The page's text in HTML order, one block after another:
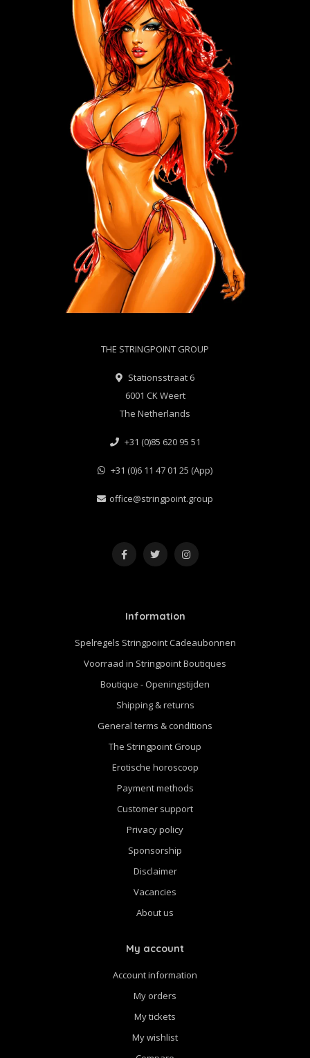
THE STRINGPOINT GROUP
Stationsstraat 6
6001 CK Weert
The Netherlands
+31 (0)85 620 95 51
+31 (0)6 11 47 01 25 (App)
office@stringpoint.group
Information
Spelregels Stringpoint Cadeaubonnen
Voorraad in Stringpoint Boutiques
Boutique - Openingstijden
Shipping & returns
General terms & conditions
The Stringpoint Group
Erotische horoscoop
Payment methods
Customer support
Privacy policy
Sponsorship
Disclaimer
Vacancies
About us
My account
Account information
My orders
My tickets
My wishlist